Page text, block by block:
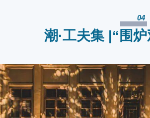
04
潮·工夫集 |“围